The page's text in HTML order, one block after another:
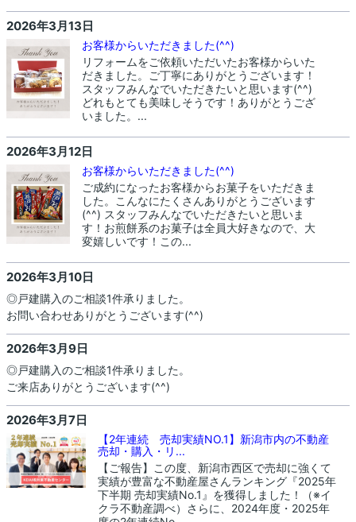
2026年3月13日
お客様からいただきました(^^)
リフォームをご依頼いただいたお客様からいた
だきました。ご丁寧にありがとうございます！
スタッフみんなでいただきたいと思います(^^)
どれもとても美味しそうです！ありがとうござ
いました。...
2026年3月12日
お客様からいただきました(^^)
ご成約になったお客様からお菓子をいただきま
した。こんなにたくさんありがとうございます
(^^) スタッフみんなでいただきたいと思いま
す！お煎餅系のお菓子は全員大好きなので、大
変嬉しいです！この...
2026年3月10日
◎戸建購入のご相談1件承りました。
お問い合わせありがとうございます(^^)
2026年3月9日
◎戸建購入のご相談1件承りました。
ご来店ありがとうございます(^^)
2026年3月7日
【2年連続 売却実績NO.1】新潟市内の不動産
売却・購入・リ...
【ご報告】この度、新潟市西区で売却に強くて
実績が豊富な不動産屋さんランキング『2025年
下半期 売却実績No.1』を獲得しました！（※イ
クラ不動産調べ）さらに、2024年度・2025年